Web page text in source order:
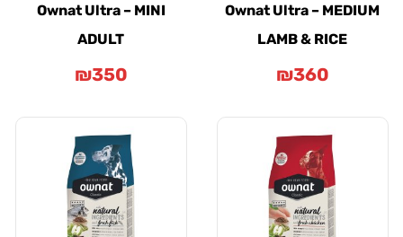
Ownat Ultra –
LAMB & RICE
₪
Ownat Ultra – MINI
ADULT
₪